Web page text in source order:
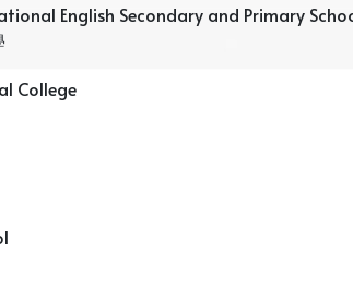
English Secondary and Primary
College